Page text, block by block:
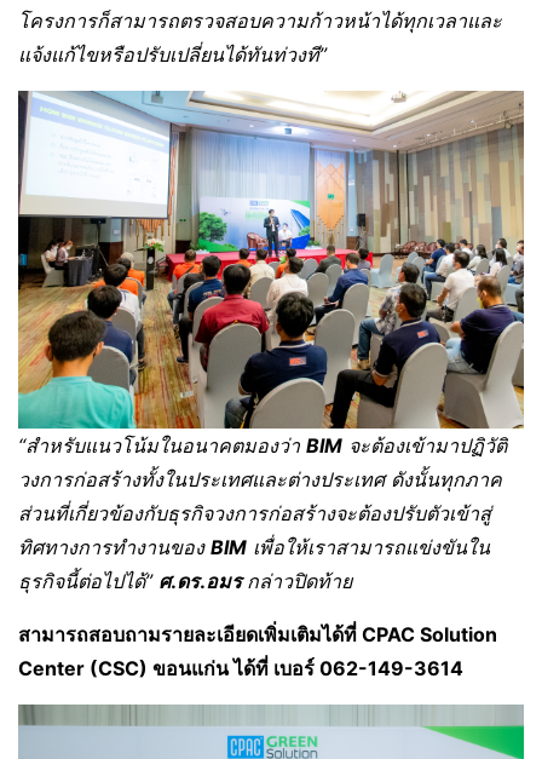
โครงการก็สามารถตรวจสอบความก้าวหน้าได้ทุกเวลาและ
แจ้งแก้ไขหรือปรับเปลี่ยนได้ทันท่วงที”
“สำหรับแนวโน้มในอนาคตมองว่า BIM จะต้องเข้ามาปฏิวัติ
วงการก่อสร้างทั้งในประเทศและต่างประเทศ ดังนั้นทุกภาค
ส่วนที่เกี่ยวข้องกับธุรกิจวงการก่อสร้างจะต้องปรับตัวเข้าสู่
ทิศทางการทำงานของ BIM เพื่อให้เราสามารถแข่งขันใน
ธุรกิจนี้ต่อไปได้” ศ.ดร.อมรกล่าวปิดท้าย
สามารถสอบถามรายละเอียดเพิ่มเติมได้ที่ CPAC Solution
Center (CSC) ขอนแก่น ได้ที่ เบอร์ 062-149-3614